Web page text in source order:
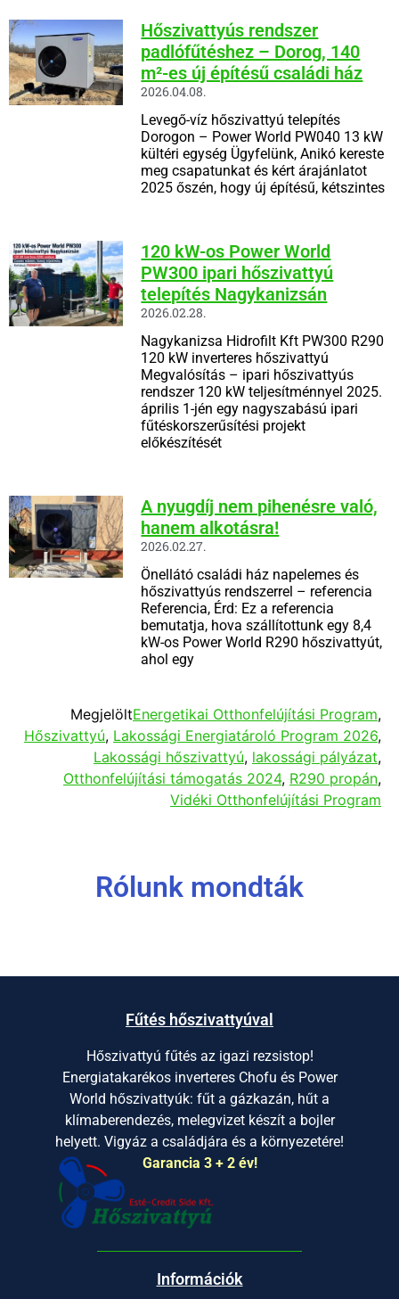
Hőszivattyús rendszer
padlófűtéshez – Dorog, 140
m²-es új építésű családi ház
2026.04.08.
Levegő-víz hőszivattyú telepítés
Dorogon – Power World PW040 13 kW
kültéri egység Ügyfelünk, Anikó kereste
meg csapatunkat és kért árajánlatot
2025 őszén, hogy új építésű, kétszintes
120 kW-os Power World
PW300 ipari hőszivattyú
telepítés Nagykanizsán
2026.02.28.
Nagykanizsa Hidrofilt Kft PW300 R290
120 kW inverteres hőszivattyú
Megvalósítás – ipari hőszivattyús
rendszer 120 kW teljesítménnyel 2025.
április 1-jén egy nagyszabású ipari
fűtéskorszerűsítési projekt
előkészítését
A nyugdíj nem pihenésre való,
hanem alkotásra!
2026.02.27.
Önellátó családi ház napelemes és
hőszivattyús rendszerrel – referencia
Referencia, Érd: Ez a referencia
bemutatja, hova szállítottunk egy 8,4
kW-os Power World R290 hőszivattyút,
ahol egy
MegjelöltEnergetikai Otthonfelújítási Program,
Hőszivattyú, Lakossági Energiatároló Program 2026,
Lakossági hőszivattyú, lakossági pályázat,
Otthonfelújítási támogatás 2024, R290 propán,
Vidéki Otthonfelújítási Program
Rólunk mondták
Fűtés hőszivattyúval
Hőszivattyú fűtés az igazi rezsistop!
Energiatakarékos inverteres Chofu és Power
World hőszivattyúk: fűt a gázkazán, hűt a
klímaberendezés, melegvizet készít a bojler
helyett. Vigyáz a családjára és a környezetére!
Garancia 3 + 2 év!
Információk